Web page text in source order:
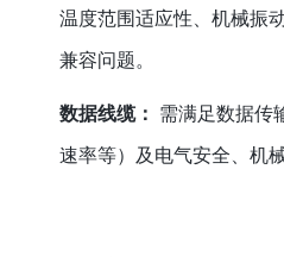
温度范围适应性、机械振
兼容问题。
数据线缆： 需满足数据传
速率等）及电气安全、机